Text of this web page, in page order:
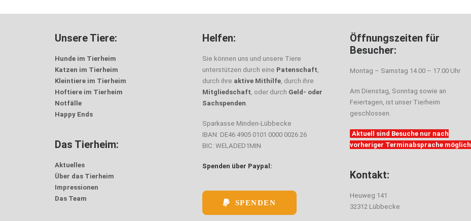
Unsere Tiere:
Hunde im Tierheim
Katzen im Tierheim
Kleintiere im Tierheim
Hoftiere im Tierheim
Notfälle
Happy Ends
Das Tierheim:
Aktuelles
Über das Tierheim
Impressionen
Das Team
Helfen:
Sie können uns und unsere Tiere
unterstützen durch eine Patenschaft,
durch ihre aktive Mithilfe, durch ihre
Mitgliedschaft, oder durch Geld- oder
Sachspenden.
Sparkasse Minden-Lübbecke
IBAN: DE46 4905 0101 0000 0026 26
BIC: WELADED1MIN
Spenden über Paypal:
SPENDEN
Öffnungszeiten für
Besucher:
Montag – Samstag 14.00 – 17.00 Uhr
Am Dienstag, Sonntag sowie an
Feiertagen, ist unser Tierheim
geschlossen.
Aktuell sind Besuche nur nach
vorheriger Terminabsprache möglich
Kontakt:
Heuweg 141
32312 Lübbecke